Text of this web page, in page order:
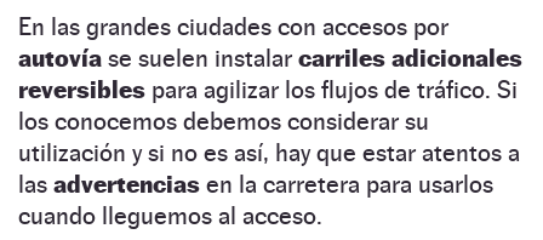
En las grandes ciudades con accesos por
autovía se suelen instalar carriles adicionales
reversibles para agilizar los flujos de tráfico. Si
los conocemos debemos considerar su
utilización y si no es así, hay que estar atentos a
las advertencias en la carretera para usarlos
cuando lleguemos al acceso.